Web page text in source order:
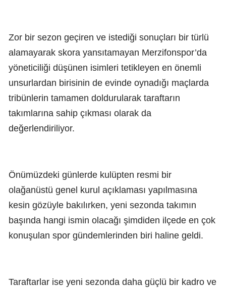
Zor bir sezon geçiren ve istediği sonuçları bir türlü
alamayarak skora yansıtamayan Merzifonspor’da
yöneticiliği düşünen isimleri tetikleyen en önemli
unsurlardan birisinin de evinde oynadığı maçlarda
tribünlerin tamamen doldurularak taraftarın
takımlarına sahip çıkması olarak da
değerlendiriliyor.
Önümüzdeki günlerde kulüpten resmi bir
olağanüstü genel kurul açıklaması yapılmasına
kesin gözüyle bakılırken, yeni sezonda takımın
başında hangi ismin olacağı şimdiden ilçede en çok
konuşulan spor gündemlerinden biri haline geldi.
Taraftarlar ise yeni sezonda daha güçlü bir kadro ve